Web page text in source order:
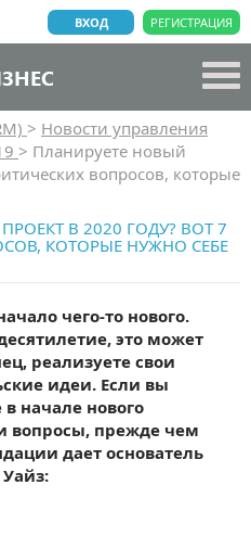
РЕГИСТРАЦИЯ
ВХОД
> Новости управления
> Планируете новый
вопросов, которые
В 2020 ГОДУ? ВОТ 7
КОТОРЫЕ НУЖНО СЕБЕ
чего-то нового.
это может
реализуете свои
идеи. Если вы
начале нового
вопросы, прежде чем
дает основатель